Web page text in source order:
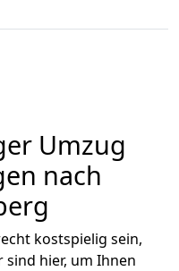
Umzug
nach
kostspielig sein,
sind hier, um Ihnen